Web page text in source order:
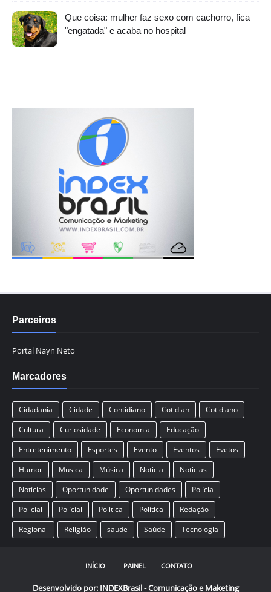
Que coisa: mulher faz sexo com cachorro, fica
"engatada" e acaba no hospital
Parceiros
Portal Nayn Neto
Marcadores
Cidadania Cidade Contidiano Cotidian
Cotidiano
Cultura
Curiosidade Economia
Educação
Entretenimento
Esportes Evento Eventos
Evetos
Humor
Musica Música Noticia
Noticias
Notícias
Oportunidade Oportunidades
Polícia
Policial
Polícial Politica Política
Redação
Regional
Religião saude Saúde Tecnologia
INÍCIO PAINEL CONTATO
Desenvolvido por: INDEXBrasil - Comunicação e Maketing